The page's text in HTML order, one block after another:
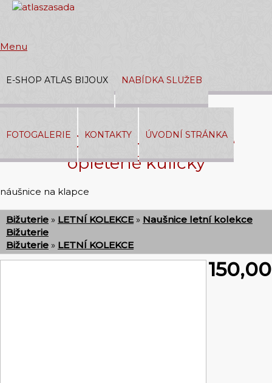
Menu
E-SHOP ATLAS BIJOUX NABÍDKA SLUŽEB
FOTOGALERIE KONTAKTY ÚVODNÍ STRÁNKA
Přihlásit| Registrace
374 04 861/44 Náušnice
opletené kuličky
náušnice na klapce
Bižuterie » LETNÍ KOLEKCE» Naušnice letní kolekce
Bižuterie
Bižuterie » LETNÍ KOLEKCE